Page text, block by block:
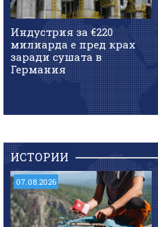
Индустрия за €220
милиарда е пред крах
заради сушата в
Германия
ИСТОРИИ
07.08.2026